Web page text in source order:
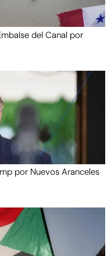
del Canal por
por Nuevos Aranceles